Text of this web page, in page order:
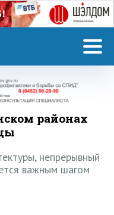
районах
непрерывный
важным шагом